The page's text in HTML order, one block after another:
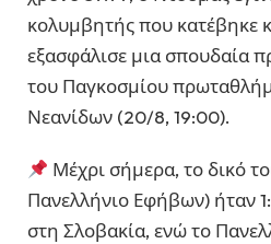
κολυμβητής που κατέβηκε
εξασφάλισε μια σπουδαία
του Παγκοσμίου
Νεανίδων (20/8, 19:00).
Μέχρι σήμερα, το δικό
Πανελλήνιο Εφήβων) ήταν
στη Σλοβακία, ενώ το